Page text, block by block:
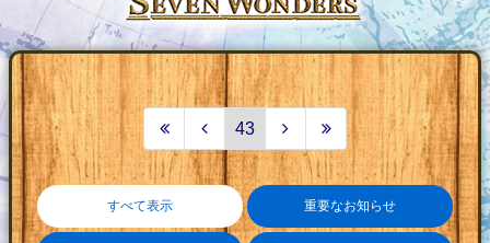
開発の部屋 ▼
サポート ▼
ファンワールド ▼
ネットカフェ ▼
43
すべて表示 重要なお知らせ